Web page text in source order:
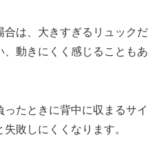
は、大きすぎるリュックだ
動きにくく感じることもあ
たときに背中に収まるサイ
敗しにくくなります。